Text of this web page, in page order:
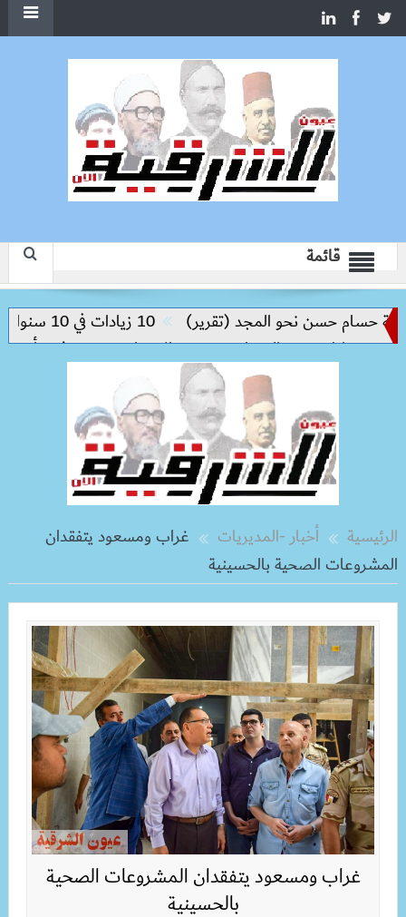
قائمة
حسن نحو المجد (تقرير)
10 زيادات في 10 سنوات.. هل حان الوقت لرفع دعم البنزين نهائيا؟
مرض السعار
وزيرة الإسكان تسرّع توفيق أوضاع
الرئيسية أخبار -المديريات
غراب ومسعود يتفقدان
المشروعات الصحية بالحسينية
غراب ومسعود يتفقدان المشروعات الصحية
بالحسينية